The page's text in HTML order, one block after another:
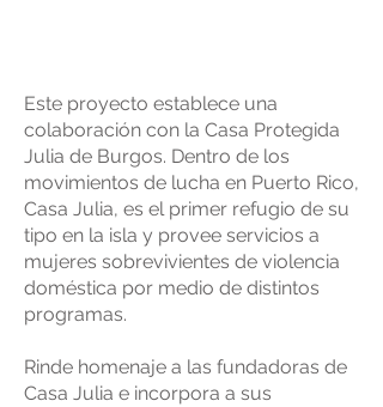
Este proyecto establece una
colaboración con la Casa Protegida
Julia de Burgos. Dentro de los
movimientos de lucha en Puerto Rico,
Casa Julia, es el primer refugio de su
tipo en la isla y provee servicios a
mujeres sobrevivientes de violencia
doméstica por medio de distintos
programas.
Rinde homenaje a las fundadoras de
Casa Julia e incorpora a sus